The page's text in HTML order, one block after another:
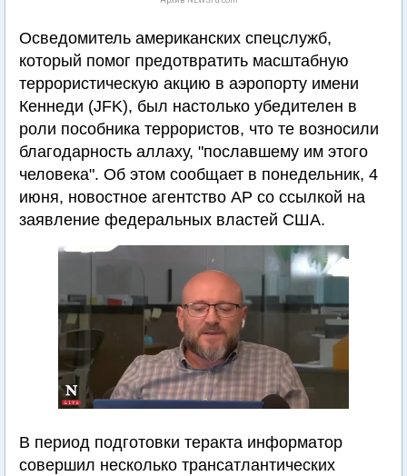
Осведомитель американских спецслужб,
который помог предотвратить масштабную
террористическую акцию в аэропорту имени
Кеннеди (JFK), был настолько убедителен в
роли пособника террористов, что те возносили
благодарность аллаху, "пославшему им этого
человека". Об этом сообщает в понедельник, 4
июня, новостное агентство АР со ссылкой на
заявление федеральных властей США.
В период подготовки теракта информатор
совершил несколько трансатлантических